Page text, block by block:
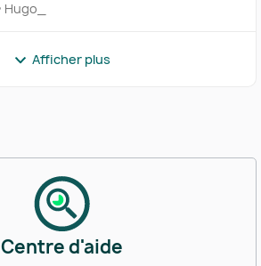
Hugo_
Afficher plus
Centre d'aide